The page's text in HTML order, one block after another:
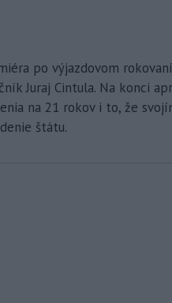
po výjazdovom
Juraj Cintula. Na konci
na 21 rokov i to, že
štátu.